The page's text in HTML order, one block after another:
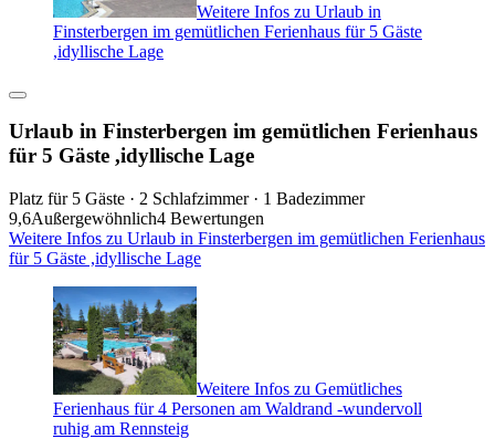
Weitere Infos zu Urlaub in
Finsterbergen im gemütlichen Ferienhaus für 5 Gäste
,idyllische Lage
Urlaub in Finsterbergen im gemütlichen Ferienhaus
für 5 Gäste ,idyllische Lage
Platz für 5 Gäste · 2 Schlafzimmer · 1 Badezimmer
9,6Außergewöhnlich4 Bewertungen
Weitere Infos zu Urlaub in Finsterbergen im gemütlichen Ferienhaus
für 5 Gäste ,idyllische Lage
Weitere Infos zu Gemütliches
Ferienhaus für 4 Personen am Waldrand -wundervoll
ruhig am Rennsteig